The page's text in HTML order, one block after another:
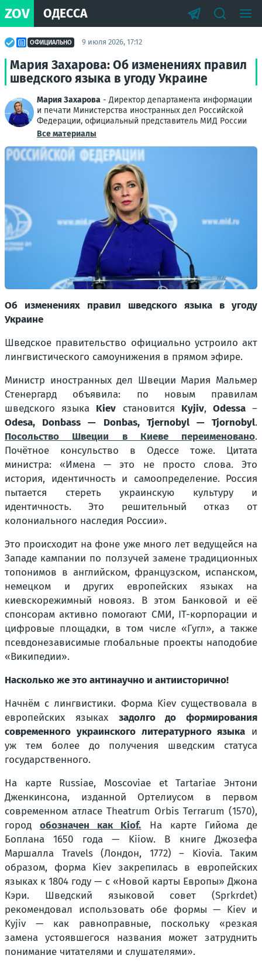
ZOV ОДЕССА
ОФИЦИАЛЬНО 9 июля 2026, 17:12
Мария Захарова: Об изменениях правил
шведского языка в угоду Украине
Мария Захарова - Директор департамента информации
и печати Министерства иностранных дел Российской
Федерации, официальный представитель МИД России
Все материалы
Об изменениях правил шведского языка в угоду
Украине
Шведское правительство официально устроило акт
лингвистического самоунижения в прямом эфире.
Министр иностранных дел Швеции Мария Мальмер
Стенергард объявила: по новым правилам
шведского языка Kiev становится Kyjiv, Odessa–
Odesa, Donbass — Donbas, Tjernobyl — Tjornobyl.
Посольство Швеции в Киеве переименовано.
Почётное консульство в Одессе тоже. Цитата
министра: «Имена — это не просто слова. Это
история, идентичность и самоопределение. Россия
пытается стереть украинскую культуру и
идентичность. Это решительный отказ от
колониального наследия России».
Это происходит на фоне уже много лет ведущейся на
Западе кампании по ползучей замене традиционных
топонимов в английском, французском, испанском,
немецком и других европейских языках на
киевскорежимный новояз. В этом Банковой и её
спонсорам активно помогают СМИ, IT-корпорации и
цифровые площадки, в том числе «Гугл», а также
псевдонезависимые глобальные проекты наподобие
«Википедии».
Насколько же это антинаучно и антиисторично!
Начнём с лингвистики. Форма Kiev существовала в
европейских языках задолго до формирования
современного украинского литературного языка и
уж тем более до получения шведским статуса
государственного.
На карте Russiae, Moscoviae et Tartariae Энтони
Дженкинсона, изданной Ортелиусом в первом
современном атласе Theatrum Orbis Terrarum (1570),
городобозначен как Kiof. На карте Гийома де
Боплана 1650 года — Kiiow. В книге Джозефа
Маршалла Travels (Лондон, 1772) – Kiovia. Таким
образом, форма Kiev закрепилась в европейских
языках к 1804 году — с «Новой карты Европы» Джона
Кэри. Шведский языковой совет (Sprkrdet)
рекомендовал использовать обе формы — Kiev и
Kyjiv — как равноправные, поскольку «резкая
замена устоявшегося названия может затруднить
понимание читателями и слушателями».